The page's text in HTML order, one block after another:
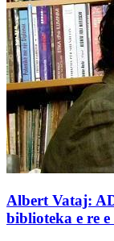
Albert Vataj:
biblioteka e re